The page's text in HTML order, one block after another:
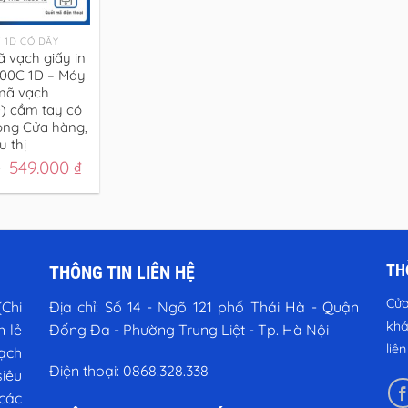
1D CÓ DÂY
vạch giấy in
1D – Máy
vạch
cầm tay có
Cửa hàng,
thị
Giá
là:
549.000 ₫Giá
tại
549.000 ₫.
lẻ
THÔNG TIN LIÊN HỆ
Địa chỉ: Số 14 - Ngõ 121 phố Thái Hà - Quận
Đống Đa - Phường Trung Liệt - Tp. Hà Nội
Điện thoại: 0868.328.338